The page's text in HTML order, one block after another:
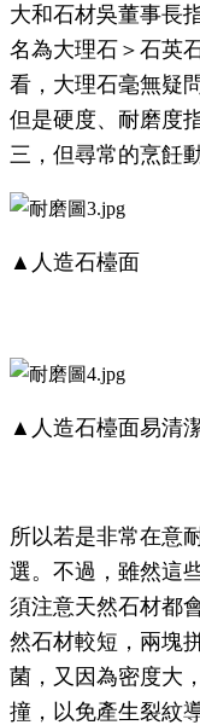
大和石材吳董事長
名為大理石＞石英
看，大理石毫無疑
但是硬度、耐磨度
三，但尋常的烹飪
▲人造石檯面
▲人造石檯面易清
所以若是非常在意
選。不過，雖然這
須注意天然石材都
然石材較短，兩塊
菌，又因為密度大
撞，以免產生裂紋